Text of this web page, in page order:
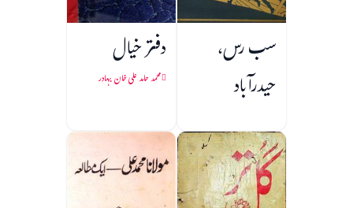
سب رس،
حیدرآباد
دفتر خیال
محمد حامد علی خان بہادر